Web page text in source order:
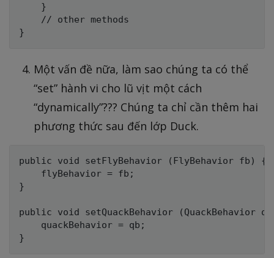
    }
    // other methods
Một vấn đề nữa, làm sao chúng ta có thể
“set” hành vi cho lũ vịt một cách
“dynamically”??? Chúng ta chỉ cần thêm hai
phương thức sau đến lớp Duck.
public void setFlyBehavior (FlyBehavior fb) {
    flyBehavior = fb;
}
public void setQuackBehavior (QuackBehavior
    quackBehavior = qb;